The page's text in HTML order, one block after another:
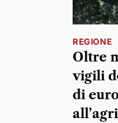
REGIONE
Oltre
vigili
di